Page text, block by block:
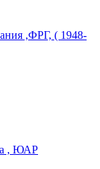
,ФРГ, ( 1948-
, ЮАР